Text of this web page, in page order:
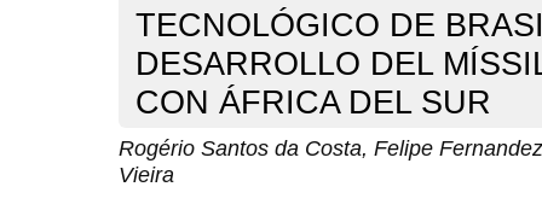
TECNOLÓGICO DE
DESARROLLO DEL
CON ÁFRICA DEL SUR
Rogério Santos da Costa, Felipe
Vieira